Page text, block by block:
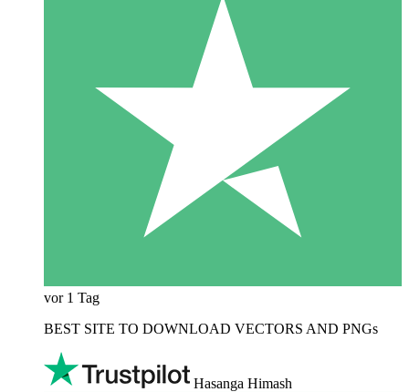
vor 1 Tag
BEST SITE TO DOWNLOAD VECTORS AND PNGs
Hasanga Himash